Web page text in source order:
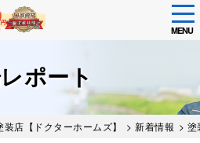
MENU
ポート
店【ドクターホームズ】 >新着情報 > 塗